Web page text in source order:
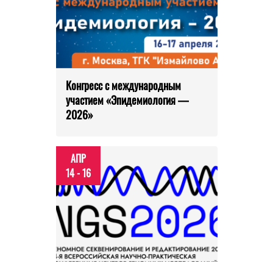
Конгресс с международным
участием «Эпидемиология —
2026»
АПР
14 - 16